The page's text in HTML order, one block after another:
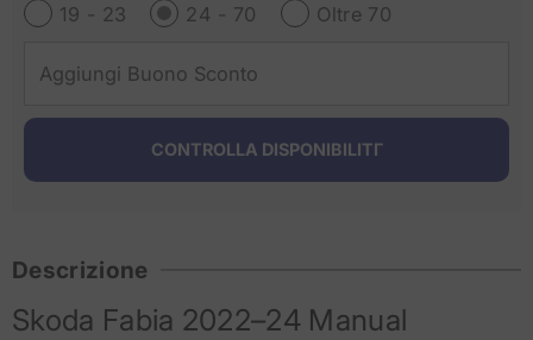
19 - 23 24 - 70 Oltre 70
Descrizione
Skoda Fabia 2022–24 Manual